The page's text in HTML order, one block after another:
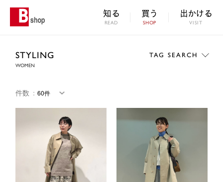
知る
READ
買う
SHOP
出かける
VISIT
STYLING
WOMEN
TAG SEARCH
件数 ：